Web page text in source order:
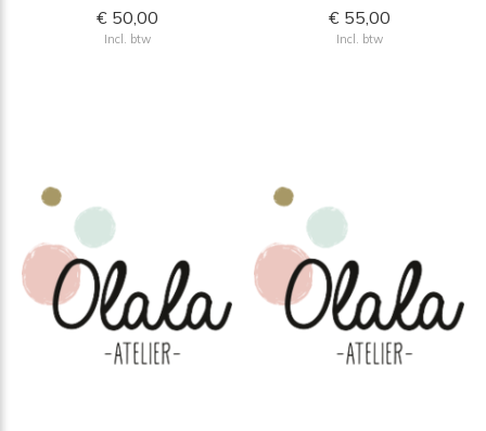
€ 50,00
Incl. btw
€ 55,00
Incl. btw